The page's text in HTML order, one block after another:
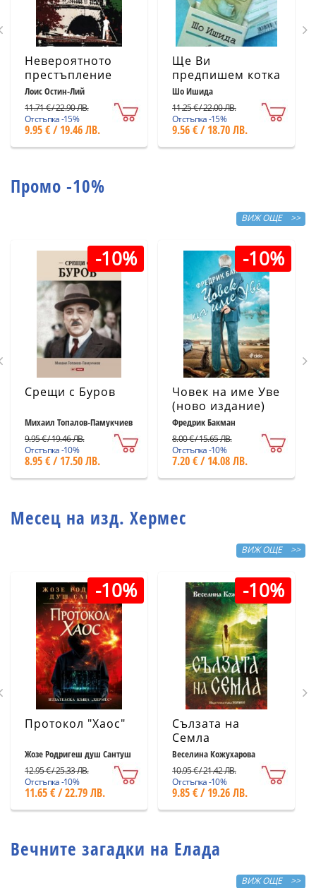
Невероятното
престъпление
Лоис Остин-Лий
11.71 € / 22.90 ЛВ.
Отстъпка -15%
9.95 € / 19.46 ЛВ.
Ще Ви
предпишем котка
Шо Ишида
11.25 € / 22.00 ЛВ.
Отстъпка -15%
9.56 € / 18.70 ЛВ.
Промо -10%
ВИЖ ОЩЕ >>
-10%
Срещи с Буров
Михаил Топалов-Памукчиев
9.95 € / 19.46 ЛВ.
Отстъпка -10%
8.95 € / 17.50 ЛВ.
-10%
Човек на име Уве
(ново издание)
Фредрик Бакман
8.00 € / 15.65 ЛВ.
Отстъпка -10%
7.20 € / 14.08 ЛВ.
Месец на изд. Хермес
ВИЖ ОЩЕ >>
-10%
Протокол "Хаос"
Жозе Родригеш душ Сантуш
12.95 € / 25.33 ЛВ.
Отстъпка -10%
11.65 € / 22.79 ЛВ.
-10%
Сълзата на
Семла
Веселина Кожухарова
10.95 € / 21.42 ЛВ.
Отстъпка -10%
9.85 € / 19.26 ЛВ.
Вечните загадки на Елада
ВИЖ ОЩЕ >>